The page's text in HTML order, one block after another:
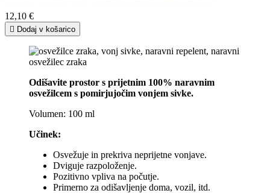
12,10 €
 Dodaj v košarico
Odišavite prostor s prijetnim 100% naravnim
osvežilcem s pomirjujočim vonjem sivke.
Volumen: 100 ml
Učinek:
Osvežuje in prekriva neprijetne vonjave.
Dviguje razpoloženje.
Pozitivno vpliva na počutje.
Primerno za odišavljenje doma, vozil, itd.